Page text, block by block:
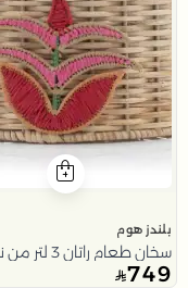
بلندز هوم
سخان طعام راتان 3 لتر من نقاء
749